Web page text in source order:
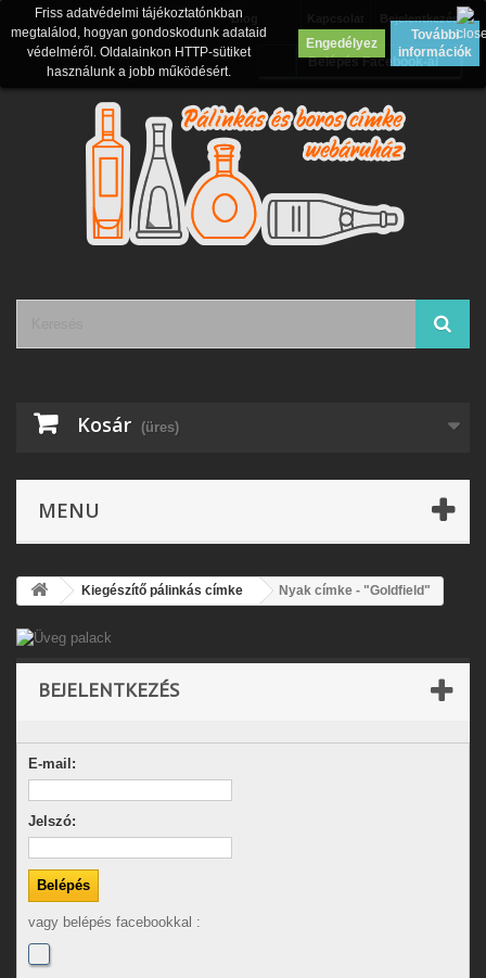
Bejelentkezés
Blog
Belépés Facebook-al
Kosár (üres)
MENU
Friss adatvédelmi tájékoztatónkban
megtalálod, hogyan gondoskodunk adataid
védelméről. Oldalainkon HTTP-sütiket
használunk a jobb működésért.
Engedélyez
További
információk
Kiegészítő pálinkás címke Nyak címke - "Goldfield"
BEJELENTKEZÉS
E-mail:
Jelszó:
vagy belépés facebookkal :